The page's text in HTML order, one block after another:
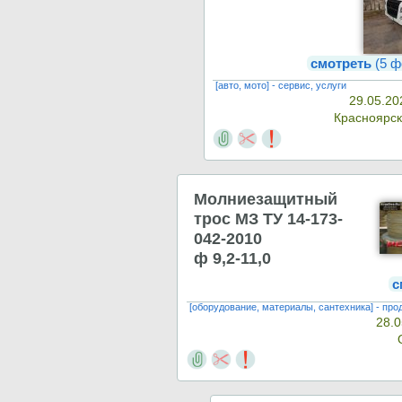
смотреть (5
[авто, мото] - сервис, услуги
Молниезащитный
трос МЗ ТУ 14-173-
042-2010
ф 9,2-11,0
[оборудование, материалы, сантехника] -